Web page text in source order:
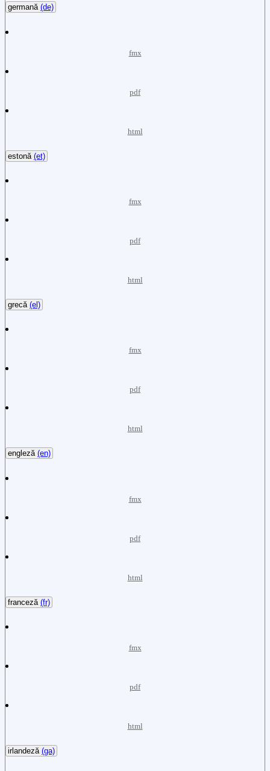
germană (de)
fmx
pdf
html
estonă (et)
fmx
pdf
html
grecă (el)
fmx
pdf
html
engleză (en)
fmx
pdf
html
franceză (fr)
fmx
pdf
html
irlandeză (ga)